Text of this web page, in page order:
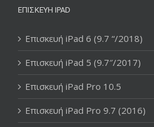
ΕΠΙΣΚΕΥΉ IPAD
Επισκευή iPad 6 (9.7 “/2018)
Επισκευή iPad 5 (9.7″/2017)
Επισκευή iPad Pro 10.5
Επισκευή iPad Pro 9.7 (2016)